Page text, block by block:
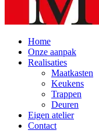
Home
Onze aanpak
Realisaties
Maatkasten
Keukens
Trappen
Deuren
Eigen atelier
Contact